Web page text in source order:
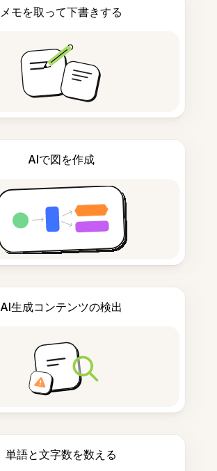
メモを取って下書きする
AIで図を作成
AI生成コンテンツの検出
単語と文字数を数える